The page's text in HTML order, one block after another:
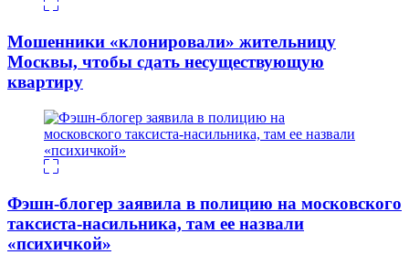
Мошенники «клонировали» жительницу
Москвы, чтобы сдать несуществующую
квартиру
Фэшн-блогер заявила в полицию на московского
таксиста-насильника, там ее назвали
«психичкой»